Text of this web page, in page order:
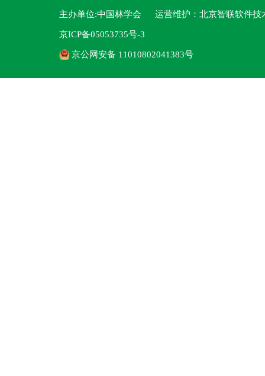
主办单位:中国林学会 运营维护： 北京智联软件技
京ICP备05053735号-3
京公网安备 11010802041383号